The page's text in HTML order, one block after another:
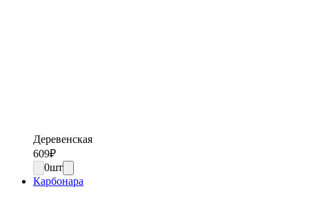
Деревенская
609₽
0шт
Карбонара